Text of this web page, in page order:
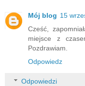
Mój blog 15
Cześć,
miejsce z
Pozdrawiam.
Odpowiedz
Odpowiedzi